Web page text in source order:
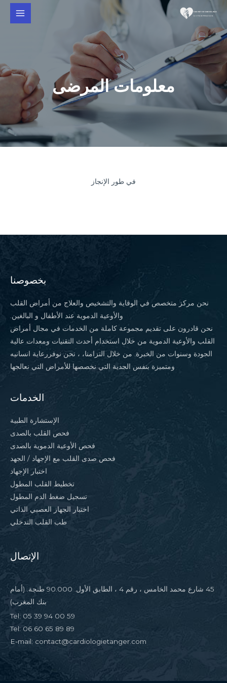
معلومات المرضى
في طور الإنجاز
بخصوصنا
نحن مركز متخصص في الوقاية والتشخيص والعلاج من أمراض القلب
والأوعية الدموية عند الأطفال و البالغين.
نحن قادرون على تقديم مجموعة كاملة من الخدمات في مجال أمراض
القلب والأوعية الدموية من خلال استخدام أحدث التقنيات ومعدات عالية
الجودة وسنوات من الخبرة. من خلال التزامنا، ، نحن نوفررعاية انسانيه
ومتميزة بنفس الجدية التي نخصصها للأمراض التي نعالجها
الخدمات
الإستشارة الطبية
فحص القلب بالصدى
فحص الأوعية الدموية بالصدى
فحص صدى القلب مع الإجهاد / الجهد
اختبار الإجهاد
تخطيط القلب المطول
تسجيل ضغط الدم المطول
اختبار الجهاز العصبي الذاتي
طب القلب التدخلي
الإتصال
45 شارع محمد الخامس ، رقم 4 ، الطابق الأول. 90.000 طنجة. (أمام
بنك المغرب)
Tel: 05 39 94 00 59
Tel: 06 60 65 89 89
E-mail: contact@cardiologietanger.com